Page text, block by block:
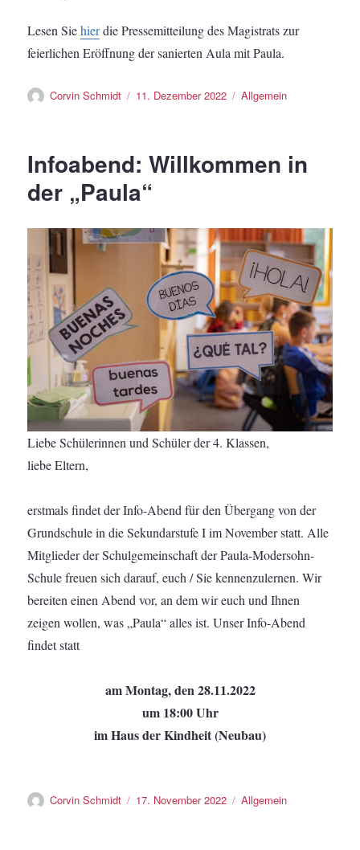
Lesen Siehierdie Pressemitteilung des Magistrats zur
feierlichen Eröffnung der sanierten Aula mit Paula.
Autor
Corvin Schmidt
Veröffentlicht
11. Dezember 2022 Kategorien
Allgemein
Infoabend: Willkommen in
der „Paula“
Liebe Schülerinnen und Schüler der 4. Klassen,
liebe Eltern,
erstmals findet der Info-Abend für den Übergang von der
Grundschule in die Sekundarstufe I im November statt. Alle
Mitglieder der Schulgemeinschaft der Paula-Modersohn-
Schule freuen sich darauf, euch / Sie kennenzulernen. Wir
bereiten einen Abend vor, an dem wir euch und Ihnen
zeigen wollen, was „Paula“ alles ist. Unser Info-Abend
findet statt
am Montag, den 28.11.2022
um 18:00 Uhr
im Haus der Kindheit (Neubau)
Autor
Corvin Schmidt
Veröffentlicht
17. November 2022 Kategorien
Allgemein